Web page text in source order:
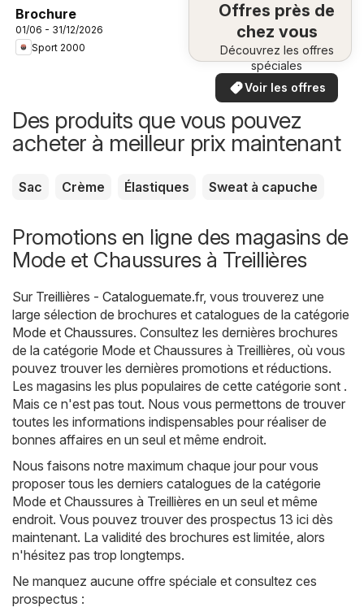
Brochure
01/06 - 31/12/2026
Sport 2000
Offres près de
chez vous
Découvrez les offres
spéciales
Voir les offres
Des produits que vous pouvez
acheter à meilleur prix maintenant
Sac Crème Élastiques Sweat à capuche
Promotions en ligne des magasins de
Mode et Chaussures à Treillières
Sur Treillières - Cataloguemate.fr, vous trouverez une
large sélection de brochures et catalogues de la catégorie
Mode et Chaussures. Consultez les dernières brochures
de la catégorie Mode et Chaussures à Treillières, où vous
pouvez trouver les dernières promotions et réductions.
Les magasins les plus populaires de cette catégorie sont .
Mais ce n'est pas tout. Nous vous permettons de trouver
toutes les informations indispensables pour réaliser de
bonnes affaires en un seul et même endroit.
Nous faisons notre maximum chaque jour pour vous
proposer tous les derniers catalogues de la catégorie
Mode et Chaussures à Treillières en un seul et même
endroit. Vous pouvez trouver des prospectus 13 ici dès
maintenant. La validité des brochures est limitée, alors
n'hésitez pas trop longtemps.
Ne manquez aucune offre spéciale et consultez ces
prospectus :